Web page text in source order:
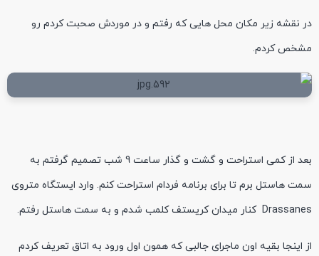
در نقشه زیر مکان محل هایی که رفتم و در موردش صحبت کردم رو
مشخص کردم.
بعد از کمی استراحت و گشت و گذار ساعت 9 شب تصمیم گرفتم به
سمت هاستل برم تا برای برنامه فردام استراحت کنم. وارد ایستگاه متروی
Drassanes کنار میدان کریستف کلمب شدم و به سمت هاستل رفتم.
از اینجا بقیه اون ماجرای جالبی که همون اول ورود به اتاق تعریف کردم